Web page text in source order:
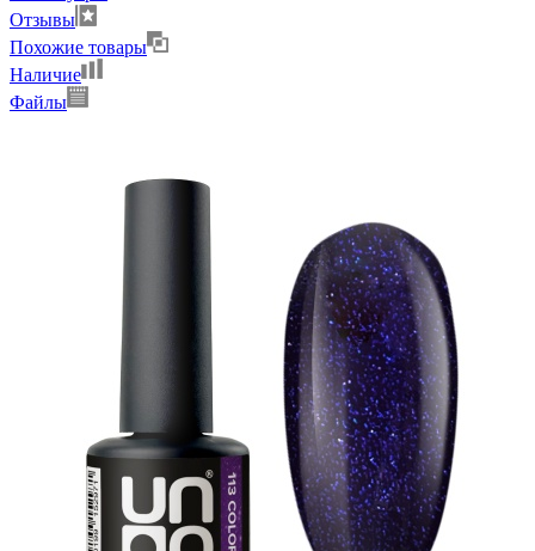
Отзывы
Похожие товары
Наличие
Файлы